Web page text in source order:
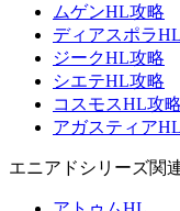
ムゲンHL攻略
ディアスポラ
ジークHL攻略
シエテHL攻略
コスモスHL攻略
アガスティア
エニアドシリーズ関